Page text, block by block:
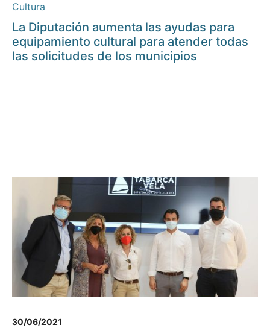
Cultura
La Diputación aumenta las ayudas para
equipamiento cultural para atender todas
las solicitudes de los municipios
30/06/2021